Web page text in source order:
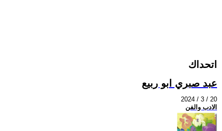
اتحداك
عبد صبري ابو ربيع
2024 / 3 / 20
الادب والفن